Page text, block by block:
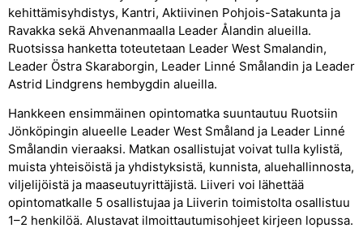
kehittämisyhdistys, Kantri, Aktiivinen Pohjois-Satakunta ja
Ravakka sekä Ahvenanmaalla Leader Ålandin alueilla.
Ruotsissa hanketta toteutetaan Leader West Smalandin,
Leader Östra Skaraborgin, Leader Linné Smålandin ja Leader
Astrid Lindgrens hembygdin alueilla.
Hankkeen ensimmäinen opintomatka suuntautuu Ruotsiin
Jönköpingin alueelle Leader West Småland ja Leader Linné
Smålandin vieraaksi. Matkan osallistujat voivat tulla kylistä,
muista yhteisöistä ja yhdistyksistä, kunnista, aluehallinnosta,
viljelijöistä ja maaseutuyrittäjistä. Liiveri voi lähettää
opintomatkalle 5 osallistujaa ja Liiverin toimistolta osallistuu
1–2 henkilöä. Alustavat ilmoittautumisohjeet kirjeen lopussa.